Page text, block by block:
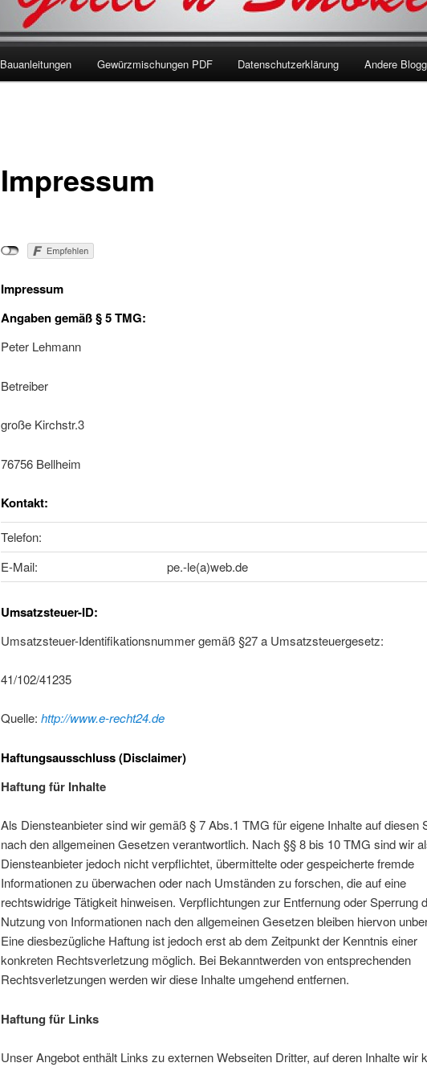
Bauanleitungen Gewürzmischungen PDF Datenschutzerklärung Andere
Impressum
Impressum
Angaben gemäß § 5 TMG:
Peter Lehmann
Betreiber
große Kirchstr.3
76756 Bellheim
Kontakt:
Telefon:
E-Mail:
pe.-le(a)web.de
Umsatzsteuer-ID:
Umsatzsteuer-Identifikationsnummer gemäß §27 a Umsatzsteuergesetz:
41/102/41235
Quelle: http://www.e-recht24.de
Haftungsausschluss (Disclaimer)
Haftung für Inhalte
Als Diensteanbieter sind wir gemäß § 7 Abs.1 TMG für eigene Inhalte auf diesen
nach den allgemeinen Gesetzen verantwortlich. Nach §§ 8 bis 10 TMG sind wir
Diensteanbieter jedoch nicht verpflichtet, übermittelte oder gespeicherte fremde
Informationen zu überwachen oder nach Umständen zu forschen, die auf eine
rechtswidrige Tätigkeit hinweisen. Verpflichtungen zur Entfernung oder Sperrung
Nutzung von Informationen nach den allgemeinen Gesetzen bleiben hiervon
Eine diesbezügliche Haftung ist jedoch erst ab dem Zeitpunkt der Kenntnis einer
konkreten Rechtsverletzung möglich. Bei Bekanntwerden von entsprechenden
Rechtsverletzungen werden wir diese Inhalte umgehend entfernen.
Haftung für Links
Unser Angebot enthält Links zu externen Webseiten Dritter, auf deren Inhalte wir